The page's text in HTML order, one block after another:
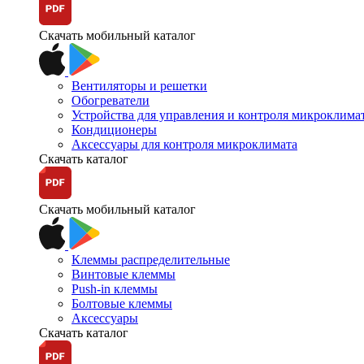
Скачать мобильный каталог
Вентиляторы и решетки
Обогреватели
Устройства для управления и контроля
Кондиционеры
Аксессуары для контроля микроклимата
Скачать каталог
Скачать мобильный каталог
Клеммы распределительные
Винтовые клеммы
Push-in клеммы
Болтовые клеммы
Аксессуары
Скачать каталог